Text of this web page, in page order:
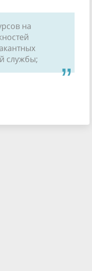
на
службы;